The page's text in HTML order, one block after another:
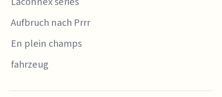
Aufbruch nach Prrr
En plein champs
fahrzeug